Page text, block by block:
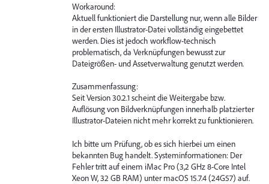
Workaround:
Aktuell funktioniert die Darstellung nur, wenn alle Bilder
in der ersten Illustrator-Datei vollständig eingebettet
werden. Dies ist jedoch workflow-technisch
problematisch, da Verknüpfungen bewusst zur
Dateigrößen- und Assetverwaltung genutzt werden.
Zusammenfassung:
Seit Version 30.2.1 scheint die Weitergabe bzw.
Auflösung von Bildverknüpfungen innerhalb platzierter
Illustrator-Dateien nicht mehr korrekt zu funktionieren.
Ich bitte um Prüfung, ob es sich hierbei um einen
bekannten Bug handelt. Systeminformationen: Der
Fehler tritt auf einem iMac Pro (3,2 GHz 8-Core Intel
Xeon W, 32 GB RAM) unter macOS 15.7.4 (24G57) auf.